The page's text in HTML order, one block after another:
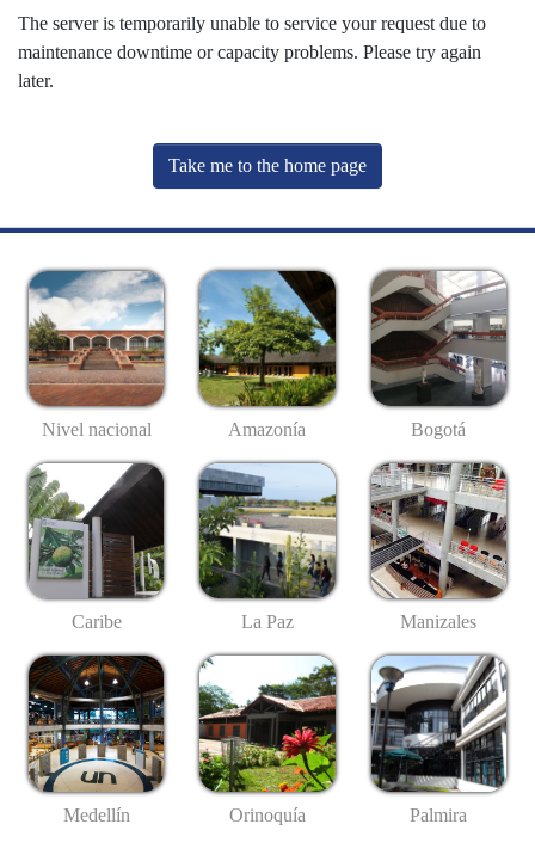
The server is temporarily unable to service your request due to
maintenance downtime or capacity problems. Please try again
later.
Take me to the home page
Nivel nacional Amazonía Bogotá
Caribe La Paz Manizales
Medellín Orinoquía Palmira